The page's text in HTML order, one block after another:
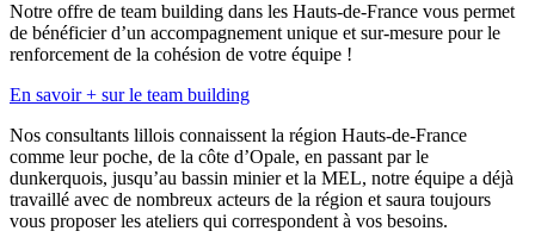
Notre offre de team building dans les Hauts-de-France vous permet
de bénéficier d’un accompagnement unique et sur-mesure pour le
renforcement de la cohésion de votre équipe !
En savoir + sur le team building
Nos consultants lillois connaissent la région Hauts-de-France
comme leur poche, de la côte d’Opale, en passant par le
dunkerquois, jusqu’au bassin minier et la MEL, notre équipe a déjà
travaillé avec de nombreux acteurs de la région et saura toujours
vous proposer les ateliers qui correspondent à vos besoins.